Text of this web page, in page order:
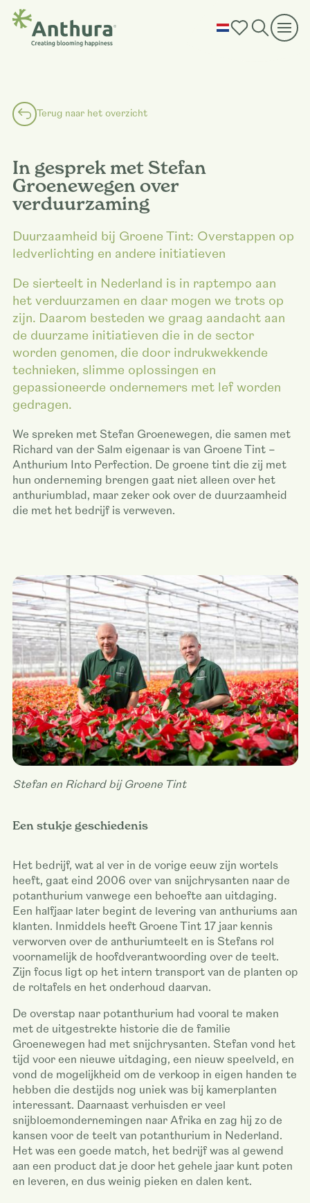
Terug naar het overzicht
In gesprek met Stefan
Groenewegen over
verduurzaming
Duurzaamheid bij Groene Tint: Overstappen op
ledverlichting en andere initiatieven
De sierteelt in Nederland is in raptempo aan
het verduurzamen en daar mogen we trots op
zijn. Daarom besteden we graag aandacht aan
de duurzame initiatieven die in de sector
worden genomen, die door indrukwekkende
technieken, slimme oplossingen en
gepassioneerde ondernemers met lef worden
gedragen.
We spreken met Stefan Groenewegen, die samen met
Richard van der Salm eigenaar is van Groene Tint –
Anthurium Into Perfection. De groene tint die zij met
hun onderneming brengen gaat niet alleen over het
anthuriumblad, maar zeker ook over de duurzaamheid
die met het bedrijf is verweven.
Stefan en Richard bij Groene Tint
Een stukje geschiedenis
Het bedrijf, wat al ver in de vorige eeuw zijn wortels
heeft, gaat eind 2006 over van snijchrysanten naar de
potanthurium vanwege een behoefte aan uitdaging.
Een halfjaar later begint de levering van anthuriums aan
klanten. Inmiddels heeft Groene Tint 17 jaar kennis
verworven over de anthuriumteelt en is Stefans rol
voornamelijk de hoofdverantwoording over de teelt.
Zijn focus ligt op het intern transport van de planten op
de roltafels en het onderhoud daarvan.
De overstap naar potanthurium had vooral te maken
met de uitgestrekte historie die de familie
Groenewegen had met snijchrysanten. Stefan vond het
tijd voor een nieuwe uitdaging, een nieuw speelveld, en
vond de mogelijkheid om de verkoop in eigen handen te
hebben die destijds nog uniek was bij kamerplanten
interessant. Daarnaast verhuisden er veel
snijbloemondernemingen naar Afrika en zag hij zo de
kansen voor de teelt van potanthurium in Nederland.
Het was een goede match, het bedrijf was al gewend
aan een product dat je door het gehele jaar kunt poten
en leveren, en dus weinig pieken en dalen kent.